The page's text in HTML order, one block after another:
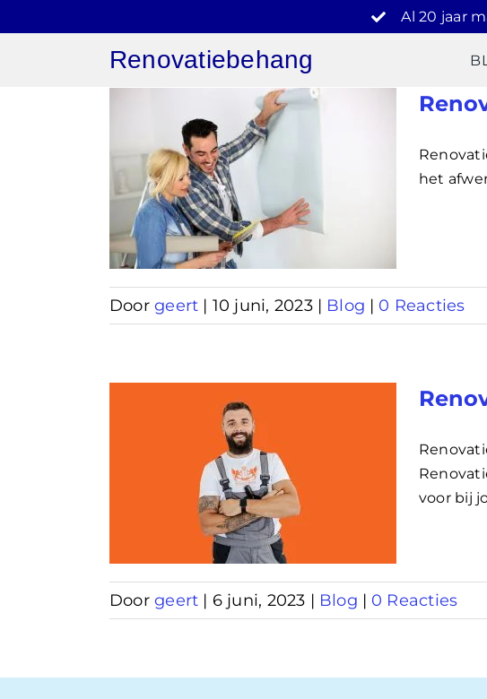
naar
Al 20 jaar
Renovatiebehang
het
Doorgeert | 10 juni, 2023 | Blog | 0 Reacties
voor bij
Doorgeert | 6 juni, 2023 | Blog | 0 Reacties